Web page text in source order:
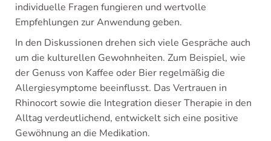
individuelle Fragen fungieren und wertvolle
Empfehlungen zur Anwendung geben.
In den Diskussionen drehen sich viele Gespräche auch
um die kulturellen Gewohnheiten. Zum Beispiel, wie
der Genuss von Kaffee oder Bier regelmäßig die
Allergiesymptome beeinflusst. Das Vertrauen in
Rhinocort sowie die Integration dieser Therapie in den
Alltag verdeutlichend, entwickelt sich eine positive
Gewöhnung an die Medikation.